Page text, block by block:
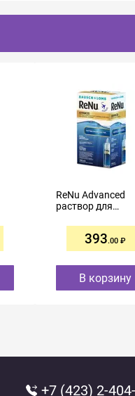
ReNu Advanced
раствор для
100мл
393.00
В корзину
+7 (423) 2-